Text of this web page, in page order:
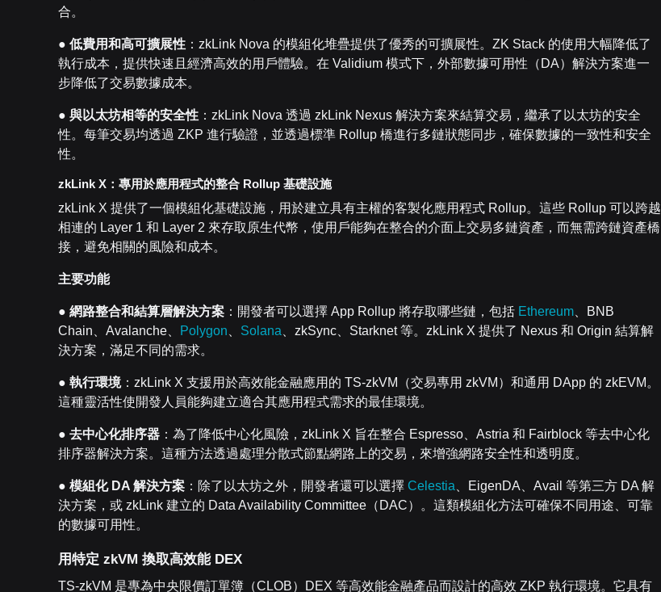
合。
● 低費用和高可擴展性 ：zkLink Nova 的模組化堆疊提供了優秀的可擴展性。ZK Stack 的使用大幅降低了
執行成本，提供快速且經濟高效的用戶體驗。在 Validium 模式下，外部數據可用性（DA）解決方案進一
步降低了交易數據成本。
● 與以太坊相等的安全性 ：zkLink Nova 透過 zkLink Nexus 解決方案來結算交易，繼承了以太坊的安全
性。每筆交易均透過 ZKP 進行驗證，並透過標準 Rollup 橋進行多鏈狀態同步，確保數據的一致性和安全
性。
zkLink X ：專用於應用程式的整合 Rollup 基礎設施
zkLink X 提供了一個模組化基礎設施，用於建立具有主權的客製化應用程式 Rollup。這些 Rollup 可以跨越
相連的 Layer 1 和 Layer 2 來存取原生代幣，使用戶能夠在整合的介面上交易多鏈資產，而無需跨鏈資產橋
接，避免相關的風險和成本。
主要功能
● 網路整合和結算層解決方案 ：開發者可以選擇 App Rollup 將存取哪些鏈，包括 Ethereum 、BNB
Chain、Avalanche、
Polygon Solana 、zkSync、Starknet 等。zkLink X 提供了 Nexus 和 Origin 結算解
決方案，滿足不同的需求。
● 執行環境：zkLink X 支援用於高效能金融應用的 TS-zkVM（交易專用 zkVM）和通用 DApp 的 zkEVM。
這種靈活性使開發人員能夠建立適合其應用程式需求的最佳環境。
● 去中心化排序器 ：為了降低中心化風險，zkLink X 旨在整合 Espresso、Astria 和 Fairblock 等去中心化
排序器解決方案。這種方法透過處理分散式節點網路上的交易，來增強網路安全性和透明度。
● 模組化DA 解決方案 ：除了以太坊之外，開發者還可以選擇 Celestia 、EigenDA、Avail 等第三方 DA 解
決方案，或 zkLink 建立的 Data Availability Committee（DAC）。這類模組化方法可確保不同用途、可靠
的數據可用性。
用特定 zkVM 換取高效能DEX
TS-zkVM 是專為中央限價訂單簿（CLOB）DEX 等高效能金融產品而設計的高效 ZKP 執行環境。它具有